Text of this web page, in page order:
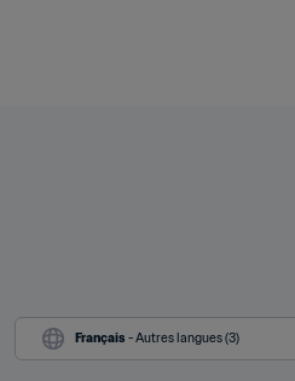
Français - Autres langues (3)